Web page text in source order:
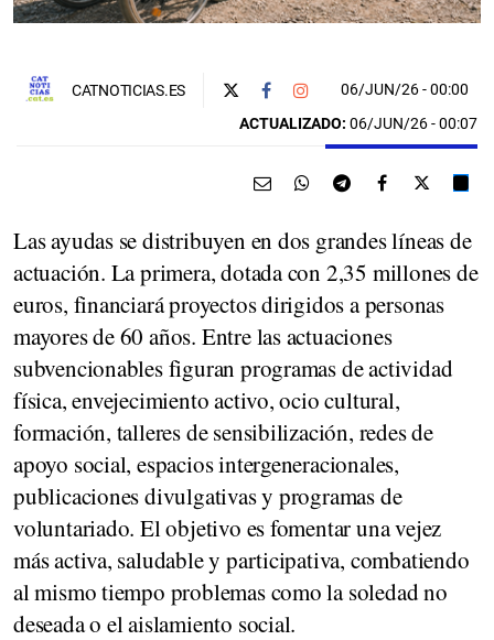
CATNOTICIAS.ES 06/JUN/26- 00:00
ACTUALIZADO: 06/JUN/26 - 00:07
Las ayudas se distribuyen en dos grandes líneas de
actuación. La primera, dotada con 2,35 millones de
euros, financiará proyectos dirigidos a personas
mayores de 60 años. Entre las actuaciones
subvencionables figuran programas de actividad
física, envejecimiento activo, ocio cultural,
formación, talleres de sensibilización, redes de
apoyo social, espacios intergeneracionales,
publicaciones divulgativas y programas de
voluntariado. El objetivo es fomentar una vejez
más activa, saludable y participativa, combatiendo
al mismo tiempo problemas como la soledad no
deseada o el aislamiento social.